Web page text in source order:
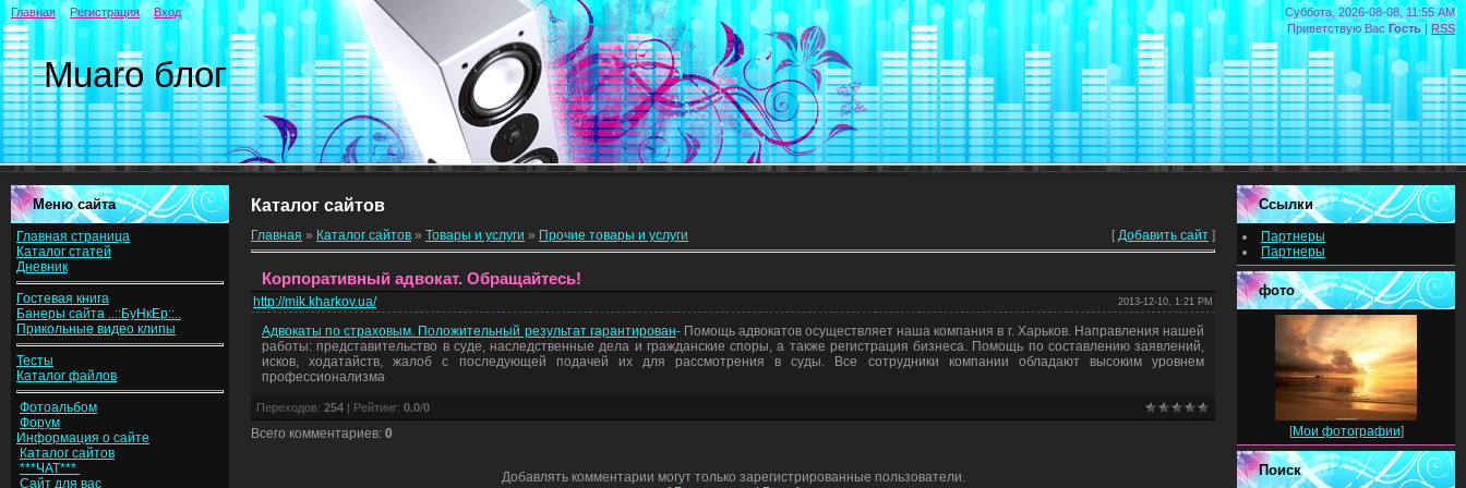
Суббота, 2026-08-08, 11:55 AM
Приветствую Вас Гость | RSS
Muaro блог
Главная Регистрация Вход
Меню сайта
Главная страница
Каталог статей
Дневник
Гостевая книга
Банеры сайта ..::БуНкЕр::..
Прикольные видео клипы
Тесты
Каталог файлов
Фотоальбом
Форум
Информация о сайте
Каталог сайтов
***ЧАТ***
Сайт для вас
Каталог сайтов
Главная » Каталог сайтов » Товары и услуги » Прочие товары и услуги [ Добавить сайт ]
Корпоративный адвокат. Обращайтесь!
http://mik.kharkov.ua/ 2013-12-10, 1:21 PM
Адвокаты по страховым. Положительный результат гарантирован- Помощь адвокатов осуществляет наша компания в г. Харьков. Направления нашей
работы: представительство в суде, наследственные дела и гражданские споры, а также регистрация бизнеса. Помощь по составлению заявлений,
исков, ходатайств, жалоб с последующей подачей их для рассмотрения в суды. Все сотрудники компании обладают высоким уровнем
профессионализма
Переходов: 254 | Рейтинг: 0.0/0
Всего комментариев: 0
Добавлять комментарии могут только зарегистрированные пользователи.
Ссылки
Партнеры
Партнеры
фото
[Мои фотографии]
Поиск